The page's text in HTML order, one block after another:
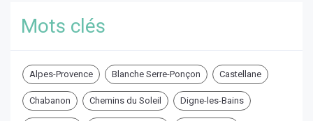
Mots clés
Alpes-Provence Blanche Serre-Ponçon Castellane
Chabanon Chemins du Soleil Digne-les-Bains